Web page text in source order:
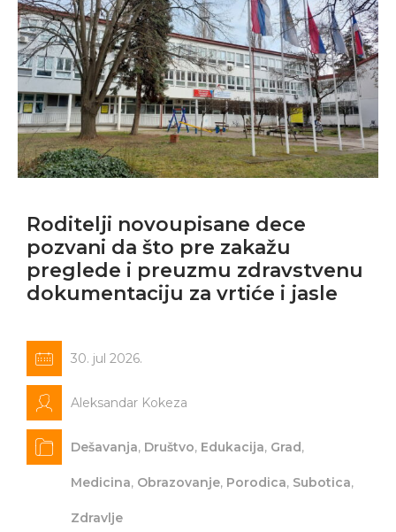
Roditelji novoupisane dece
pozvani da što pre zakažu
preglede i preuzmu zdravstvenu
dokumentaciju za vrtiće i jasle
30. jul 2026.
Aleksandar Kokeza
Dešavanja, Društvo, Edukacija, Grad ,
Medicina, Obrazovanje, Porodica, Subotica,
Zdravlje